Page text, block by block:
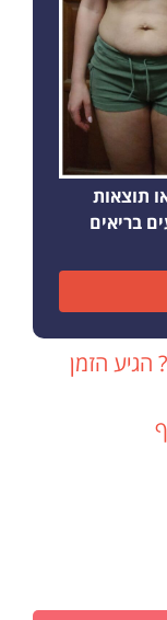
תוצאות
שבעים בריאים
הגיע הזמן